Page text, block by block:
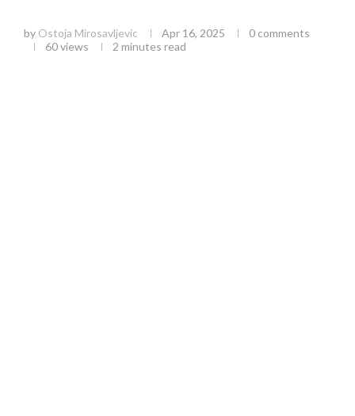
by Ostoja Mirosavljevic Apr 16, 2025
0 comments
60views 2 minutes read